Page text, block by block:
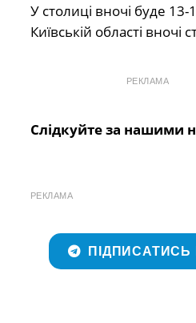
У столиці вночі буде
Київській області
РЕКЛАМА
Слідкуйте за нашими
РЕКЛАМА
ПІДПИСАТИСЬ